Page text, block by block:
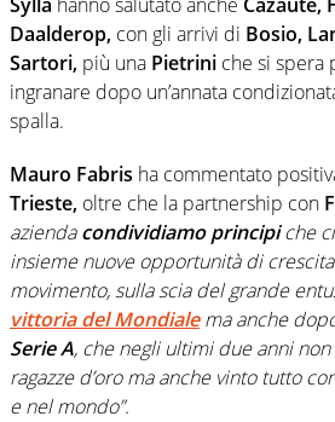
Daalderop, con gli arrivi di Bosio,
Sartori, più una Pietrini che si spera
ingranare dopo un’annata
spalla.
Mauro Fabris ha commentato
Trieste, oltre che la partnership con
aziendacondividiamo principiche
insieme nuove opportunità di
movimento, sulla scia del grande
vittoria del Mondialema anche
Serie A, che negli ultimi due anni
ragazze d’oro ma anche vinto tutto
e nel mondo”.